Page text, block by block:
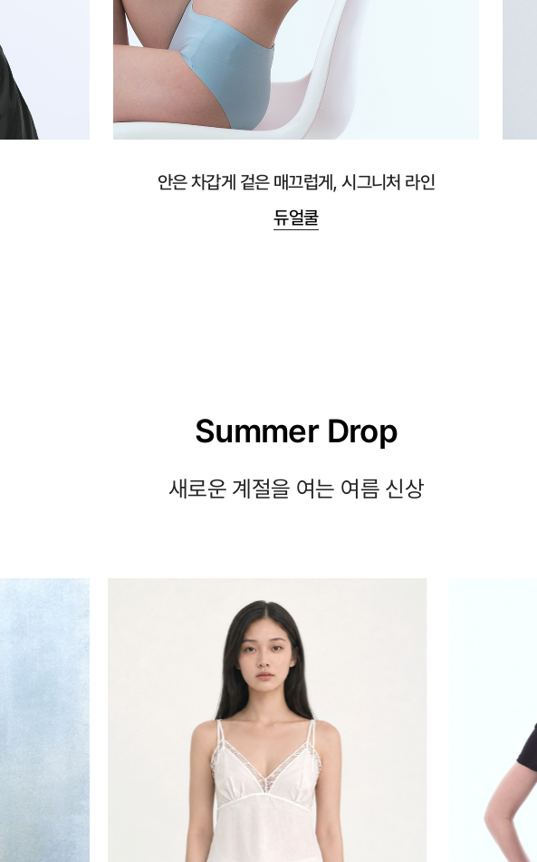
안은 차갑게 겉은 매끄럽게, 시그니처 라인
듀얼쿨
Summer Drop
새로운 계절을 여는 여름 신상